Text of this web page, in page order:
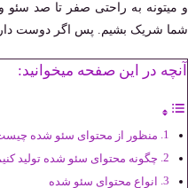
و میتونه به راحتی صفر تا صد سئو
شما شریک بشیم. پس اگر دوست
آنچه در این صفحه میخوانید:
منظور از محتوای سئو شده
چگونه محتوای سئو شده تولید
انواع محتوای سئو شده